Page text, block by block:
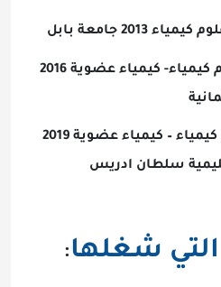
2013 جامعة بابل
ماجستير علوم كيمياء- كيمياء عضوية 2016
دكتوراه علوم كيمياء – كيمياء عضوية 2019
سلطان ادريس
شغلها: